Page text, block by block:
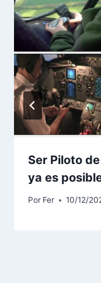
Ser Piloto
ya es
Por Fer 10/12/